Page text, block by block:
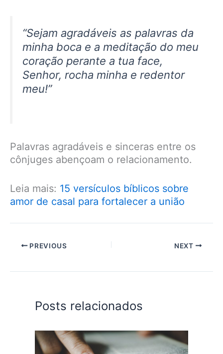
“Sejam agradáveis as palavras da
minha boca e a meditação do meu
coração perante a tua face,
Senhor, rocha minha e redentor
meu!”
Palavras agradáveis e sinceras entre os
cônjuges abençoam o relacionamento.
Leia mais: 15 versículos bíblicos sobre
amor de casal para fortalecer a união
PREVIOUS NEXT
Posts relacionados